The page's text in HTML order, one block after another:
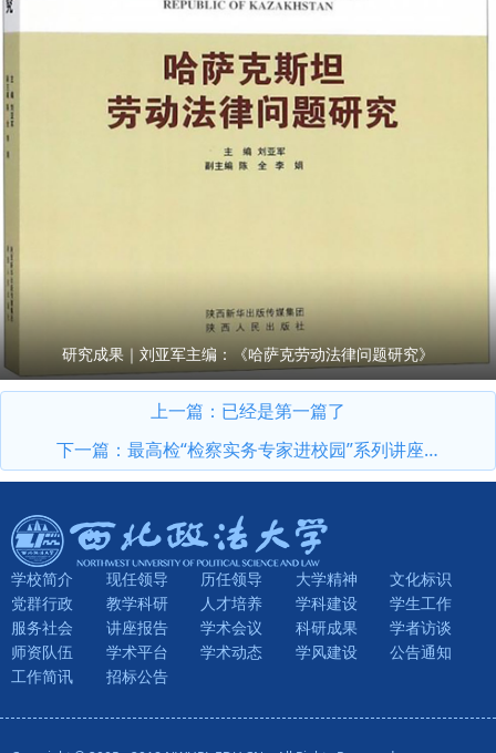
研究成果｜刘亚军主编：《哈萨克劳动法律问题研究》
上一篇：已经是第一篇了
下一篇： 最高检“检察实务专家进校园”系列讲座第11期开讲：最高人民检察院党组成员、副检察长苗生明作专题授课
学校简介 现任领导 历任领导 大学精神
文化标识
党群行政
教学科研 人才培养 学科建设
学生工作
服务社会
讲座报告 学术会议 科研成果
学者访谈
师资队伍
学术平台 学术动态 学风建设
公告通知
工作简讯
招标公告